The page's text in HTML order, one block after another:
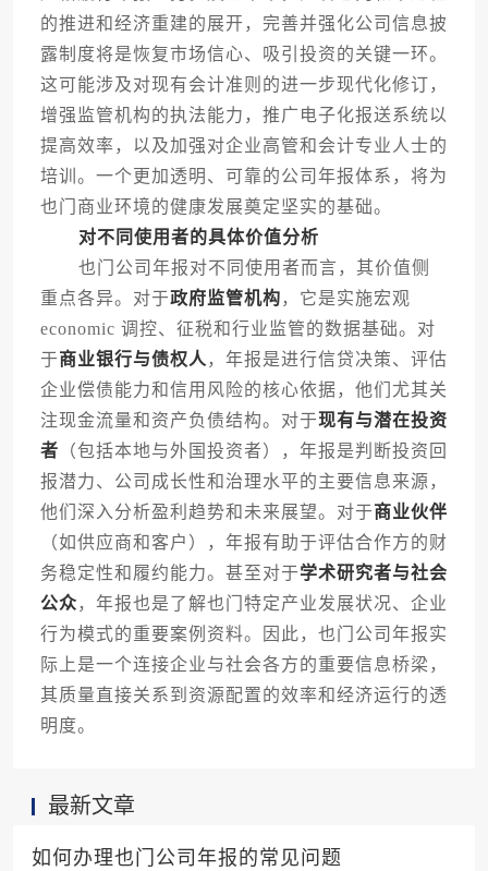
的推进和经济重建的展开，完善并强化公司信息披
露制度将是恢复市场信心、吸引投资的关键一环。
这可能涉及对现有会计准则的进一步现代化修订，
增强监管机构的执法能力，推广电子化报送系统以
提高效率，以及加强对企业高管和会计专业人士的
培训。一个更加透明、可靠的公司年报体系，将为
也门商业环境的健康发展奠定坚实的基础。
对不同使用者的具体价值分析
也门公司年报对不同使用者而言，其价值侧
重点各异。对于政府监管机构 ，它是实施宏观
economic 调控、征税和行业监管的数据基础。对
于商业银行与债权人 ，年报是进行信贷决策、评估
企业偿债能力和信用风险的核心依据，他们尤其关
注现金流量和资产负债结构。对于现有与潜在投资
者 （包括本地与外国投资者），年报是判断投资回
报潜力、公司成长性和治理水平的主要信息来源，
他们深入分析盈利趋势和未来展望。对于商业伙伴
（如供应商和客户），年报有助于评估合作方的财
务稳定性和履约能力。甚至对于学术研究者与社会
公众 ，年报也是了解也门特定产业发展状况、企业
行为模式的重要案例资料。因此，也门公司年报实
际上是一个连接企业与社会各方的重要信息桥梁，
其质量直接关系到资源配置的效率和经济运行的透
明度。
最新文章
如何办理也门公司年报的常见问题